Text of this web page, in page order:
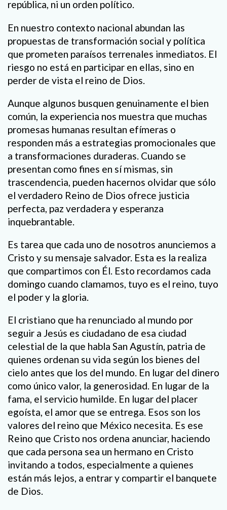
república, ni un orden político.
En nuestro contexto nacional abundan las
propuestas de transformación social y política
que prometen paraísos terrenales inmediatos. El
riesgo no está en participar en ellas, sino en
perder de vista el reino de Dios.
Aunque algunos busquen genuinamente el bien
común, la experiencia nos muestra que muchas
promesas humanas resultan efímeras o
responden más a estrategias promocionales que
a transformaciones duraderas. Cuando se
presentan como fines en sí mismas, sin
trascendencia, pueden hacernos olvidar que sólo
el verdadero Reino de Dios ofrece justicia
perfecta, paz verdadera y esperanza
inquebrantable.
Es tarea que cada uno de nosotros anunciemos a
Cristo y su mensaje salvador. Esta es la realiza
que compartimos con Él. Esto recordamos cada
domingo cuando clamamos, tuyo es el reino, tuyo
el poder y la gloria.
El cristiano que ha renunciado al mundo por
seguir a Jesús es ciudadano de esa ciudad
celestial de la que habla San Agustín, patria de
quienes ordenan su vida según los bienes del
cielo antes que los del mundo. En lugar del dinero
como único valor, la generosidad. En lugar de la
fama, el servicio humilde. En lugar del placer
egoísta, el amor que se entrega. Esos son los
valores del reino que México necesita. Es ese
Reino que Cristo nos ordena anunciar, haciendo
que cada persona sea un hermano en Cristo
invitando a todos, especialmente a quienes
están más lejos, a entrar y compartir el banquete
de Dios.